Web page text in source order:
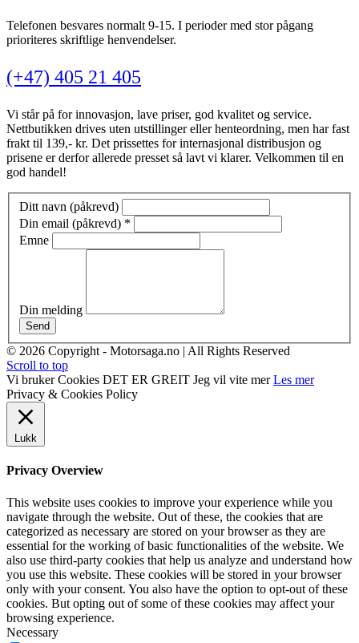
Telefonen besvares normalt 9-15. I perioder med stor pågang
prioriteres skriftlige henvendelser.
(+47) 405 21 405
Vi står på for innovasjon, lave priser, god kvalitet og service.
Nettbutikken drives uten utstillinger eller henteordning, men har fast
frakt til 139,- kr. Det prissettes for internasjonal distribusjon og
prisene er derfor allerede presset så lavt vi klarer. Velkommen til en
god handel!
Ditt navn (påkrevd)
Din email (påkrevd) *
Emne
Din melding
Send
© 2026 Copyright - Motorsaga.no | All Rights Reserved
Scroll to top
Vi bruker Cookies DET ER GREIT Jeg vil vite mer Les mer
Privacy & Cookies Policy
Lukk
Privacy Overview
This website uses cookies to improve your experience while you
navigate through the website. Out of these, the cookies that are
categorized as necessary are stored on your browser as they are
essential for the working of basic functionalities of the website. We
also use third-party cookies that help us analyze and understand how
you use this website. These cookies will be stored in your browser
only with your consent. You also have the option to opt-out of these
cookies. But opting out of some of these cookies may affect your
browsing experience.
Necessary